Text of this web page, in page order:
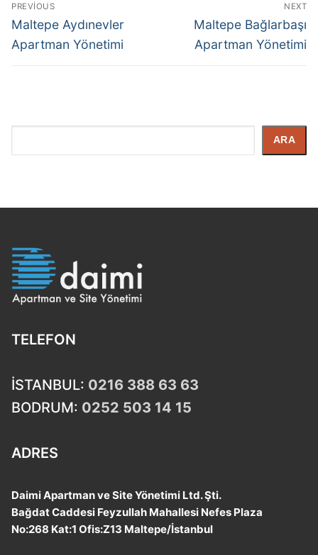
PREVIOUS
Maltepe Aydınevler
Apartman Yönetimi
NEXT
Maltepe Bağlarbaşı
Apartman Yönetimi
Arayın
ARA
TELEFON
İSTANBUL: 0216 388 63 63
BODRUM: 0252 503 14 15
ADRES
Daimi Apartman ve Site Yönetimi Ltd. Şti.
Bağdat Caddesi Feyzullah Mahallesi Nefes Plaza
No:268 Kat:1 Ofis:Z13 Maltepe/İstanbul